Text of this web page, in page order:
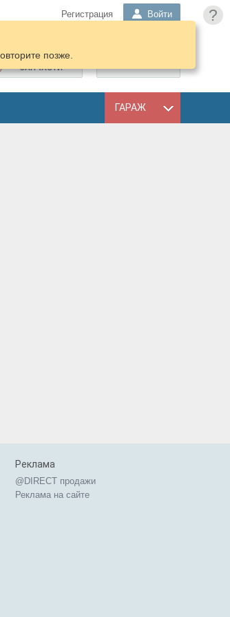
?
Регистрация Войти
ПОДОБРАТЬ
ЗАПЧАСТИ
ГАРАЖ
позже.
Реклама
@DIRECT продажи
Реклама на сайте